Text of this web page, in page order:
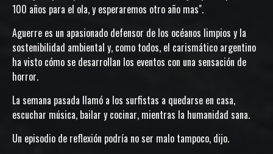
100 años para el ola, y esperaremos otro año mas".
Aguerre es un apasionado defensor de los océanos limpios y la
sostenibilidad ambiental y, como todos, el carismático argentino
ha visto cómo se desarrollan los eventos con una sensación de
horror.
La semana pasada llamó a los surfistas a quedarse en casa,
escuchar música, bailar y cocinar, mientras la humanidad sana.
Un episodio de reflexión podría no ser malo tampoco, dijo.